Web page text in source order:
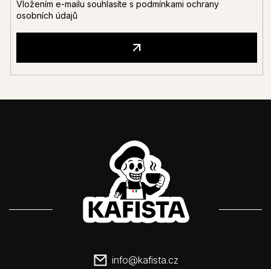
Vložením e-mailu souhlasíte s podmínkami ochrany
osobních údajů
info@kafista.cz